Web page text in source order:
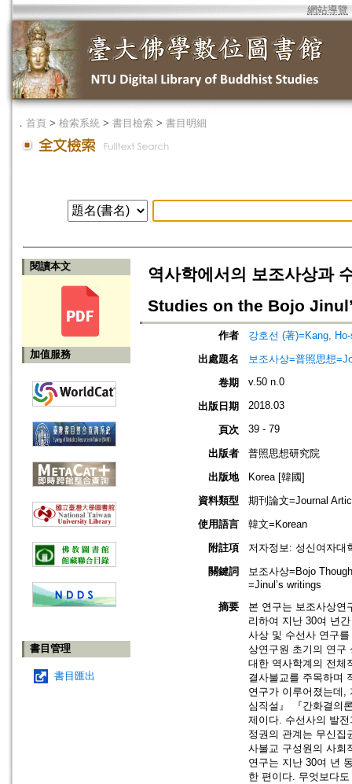
網站導覽
． 首頁 > 檢索系統 > 書目檢索 > 書目明細
閱讀本文
加值服務
書目管理
書目匯出
역사학에서의 보조사상과
Studies on the Bojo
作者
강호선 (著)=Kang,
出處題名
보조사상=普照思想
卷期
v.50 n.0
出版日期 2018.03
頁次 39 - 79
出版者
普照思想研究院
出版地
Korea [韓國]
資料類型
期刊論文=Journal
使用語言
韓文=Korean
附註項
저자정보: 성신여자대
關鍵詞
보조사상=Bojo
=Jinul’s writings
摘要
본 연구는 보조사상연
리하여 지난 30여 년
사상 및 수선사 연구
상연구원 초기의 연구
대한 역사학계의 전체
결사불교를 주목하며
연구가 이루어졌는데,
심직설』 『간화결의
제이다. 수선사의 발
정권의 관계는 무신집
사불교 구성원의 사회
연구는 지난 30여 년
한 편이다. 무엇보다